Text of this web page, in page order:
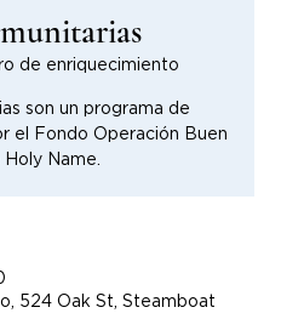
de enriquecimiento
son un programa de
el Fondo Operación Buen
Name.
524 Oak St, Steamboat